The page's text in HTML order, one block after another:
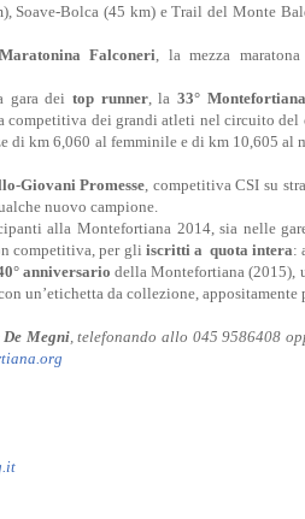
Soave-Bolca (45 km) e Trail del Monte
Maratonina Falconeri, la mezza maratona
gara deitop runner, la33°
competitiva dei grandi atleti nel circuito del
km 6,060 al femminile e di km 10,605 al
Giovani Promesse, competitiva CSI su
nuovo campione.
alla Montefortiana 2014, sia nelle
competitiva, per gli iscritti a quota intera:
anniversario della Montefortiana (2015),
un’etichetta da collezione,
De Megni, telefonando allo 045 9586408